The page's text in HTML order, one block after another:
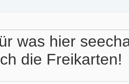
was hier
die Freikarten!